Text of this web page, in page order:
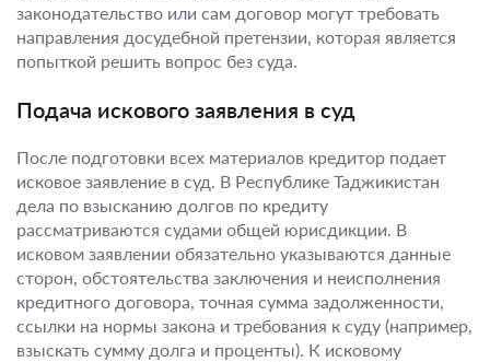
законодательство или сам договор могут требовать
направления досудебной претензии, которая является
попыткой решить вопрос без суда.
Подача искового заявления в суд
После подготовки всех материалов кредитор подает
исковое заявление в суд. В Республике Таджикистан
дела по взысканию долгов по кредиту
рассматриваются судами общей юрисдикции. В
исковом заявлении обязательно указываются данные
сторон, обстоятельства заключения и неисполнения
кредитного договора, точная сумма задолженности,
ссылки на нормы закона и требования к суду (например,
взыскать сумму долга и проценты). К исковому